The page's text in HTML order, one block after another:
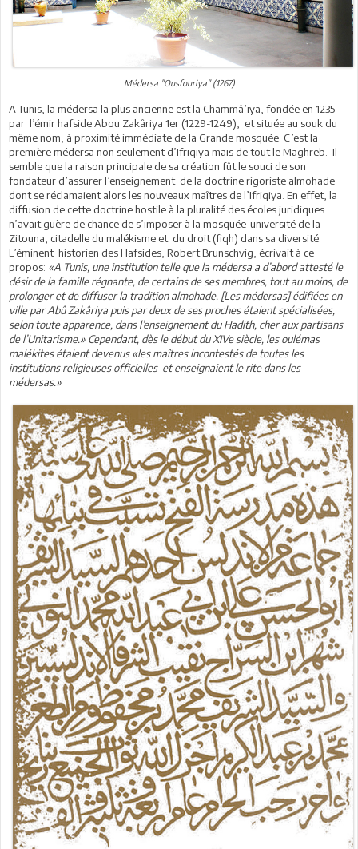
Médersa "Ousfouriya" (1267)
A Tunis, la médersa la plus ancienne est la Chammâ’iya, fondée en 1235
par l’émir hafside Abou Zakâriya 1er (1229-1249), et située au souk du
même nom, à proximité immédiate de la Grande mosquée. C’est la
première médersa non seulement d’Ifriqiya mais de tout le Maghreb. Il
semble que la raison principale de sa création fût le souci de son
fondateur d’assurer l’enseignement de la doctrine rigoriste almohade
dont se réclamaient alors les nouveaux maîtres de l’Ifriqiya. En effet, la
diffusion de cette doctrine hostile à la pluralité des écoles juridiques
n’avait guère de chance de s’imposer à la mosquée-université de la
Zitouna, citadelle du malékisme et du droit (fiqh) dans sa diversité.
L’éminent historien des Hafsides, Robert Brunschvig, écrivait à ce
propos: «A Tunis, une institution telle que la médersa a d’abord attesté le
désir de la famille régnante, de certains de ses membres, tout au moins, de
prolonger et de diffuser la tradition almohade. [Les médersas] édifiées en
ville par Abû Zakâriya puis par deux de ses proches étaient spécialisées,
selon toute apparence, dans l’enseignement du Hadith, cher aux partisans
de l’Unitarisme.» Cependant, dès le début du XIVe siècle, les oulémas
malékites étaient devenus «les maîtres incontestés de toutes les
institutions religieuses officielles et enseignaient le rite dans les
médersas.»